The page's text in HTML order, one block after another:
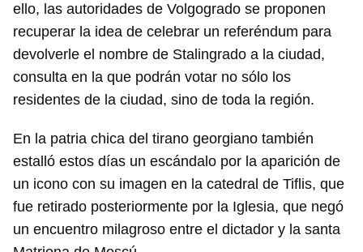
Guardar como favorito
ello, las autoridades de Volgogrado se proponen
recuperar la idea de celebrar un referéndum para
devolverle el nombre de Stalingrado a la ciudad,
consulta en la que podrán votar no sólo los
residentes de la ciudad, sino de toda la región.
En la patria chica del tirano georgiano también
estalló estos días un escándalo por la aparición de
un icono con su imagen en la catedral de Tiflis, que
fue retirado posteriormente por la Iglesia, que negó
un encuentro milagroso entre el dictador y la santa